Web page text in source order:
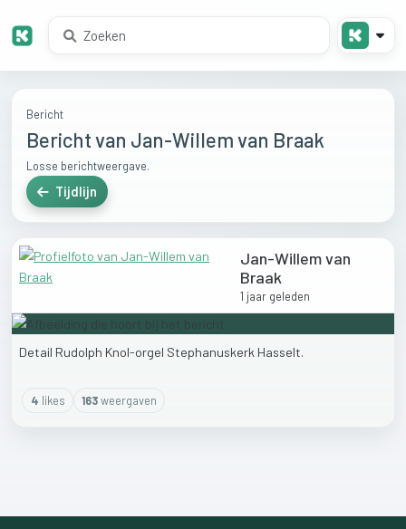
Bericht
Bericht van Jan-Willem van Braak
Losse berichtweergave.
Tijdlijn
Jan-Willem van
Braak
1 jaar geleden
Detail Rudolph Knol-orgel Stephanuskerk Hasselt.
4 likes 163weergaven